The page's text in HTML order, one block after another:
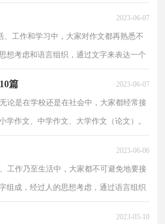
2023-06-07
、工作和学习中，大家对作文都再熟悉不
想考虑和语言组织，通过文字来表达一个
篇 2023-06-07
论是在学校还是在社会中，大家都经常接
学作文、中学作文、大学作文（论文）。
2023-06-06
工作乃至生活中，大家都不可避免地要接
组成，经过人的思想考虑，通过语言组织
2023-05-10